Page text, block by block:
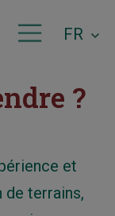
FR
?
et
terrains,